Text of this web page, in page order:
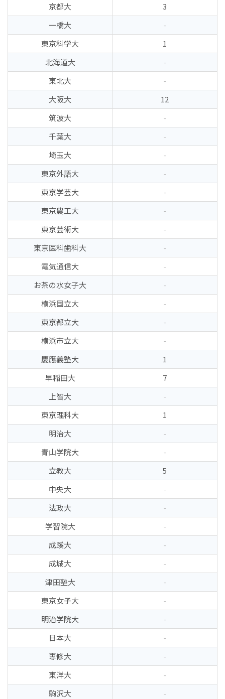
京都大
3
一橋大
-
東京科学大
1
北海道大
-
東北大
-
大阪大
12
筑波大
-
千葉大
-
埼玉大
-
東京外語大
-
東京学芸大
-
東京農工大
-
東京芸術大
-
東京医科歯科大
-
電気通信大
-
お茶の水女子大
-
横浜国立大
-
東京都立大
-
横浜市立大
-
慶應義塾大
1
早稲田大
7
上智大
-
東京理科大
1
明治大
-
青山学院大
-
立教大
5
中央大
-
法政大
-
学習院大
-
成蹊大
-
成城大
-
津田塾大
-
東京女子大
-
明治学院大
-
日本大
-
専修大
-
東洋大
-
駒沢大
-